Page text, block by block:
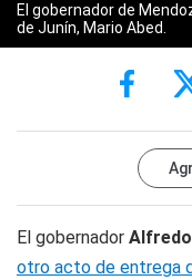
El gobernador de
de Junín, Mario Abed.
El gobernador
otro acto de entrega